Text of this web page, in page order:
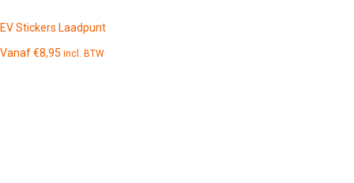
EV Stickers Laadpunt
Vanaf€8,95 incl. BTW